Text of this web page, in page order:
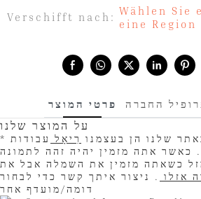
Verschifft nach:
Wählen Sie
eine Region
פרטי המוצר החברה
על המוצר שלנו
שלנו הן בעצמנו רִיאָל עבודות
כאשר אתה מזמין יהיה זהה לתמונה
כשאתה מזמין את השמלה אבל את
אזלו
. ניצור איתך קשר כדי לבחור